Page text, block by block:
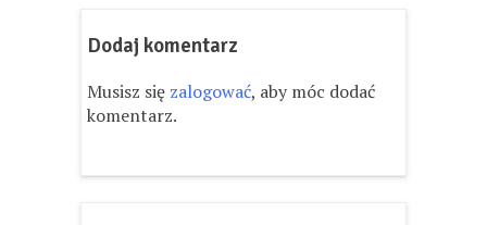
Dodaj komentarz
Musisz się zalogować, aby móc dodać
komentarz.